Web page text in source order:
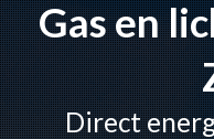
Gas en
Direct